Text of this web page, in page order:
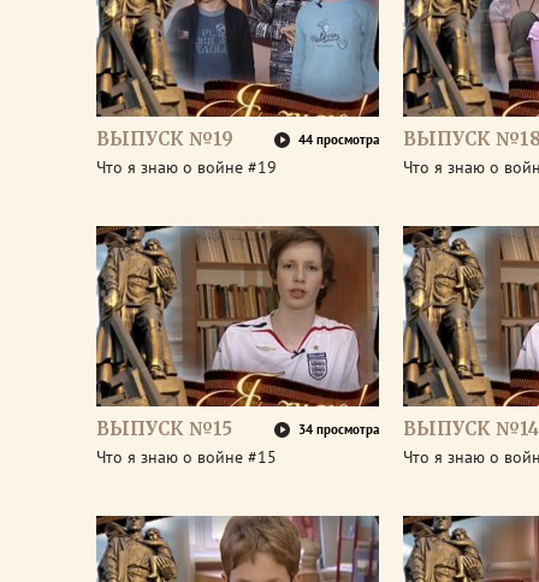
ВЫПУСК №19 44 просмотра
Что я знаю о войне #19
ВЫПУСК
Что я знаю о
ВЫПУСК №15 34 просмотра
Что я знаю о войне #15
ВЫПУСК №14
Что я знаю о